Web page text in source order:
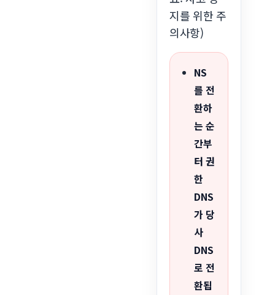
지를 위한 주
의사항)
NS
를 전
환하
는 순
간부
터 권
한
DNS
가 당
사
DNS
로 전
환됩